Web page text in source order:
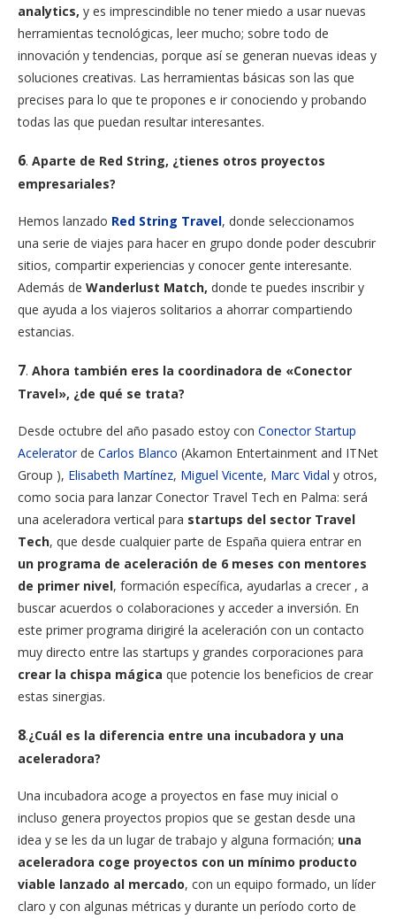
analytics, y es imprescindible no tener miedo a usar nuevas
herramientas tecnológicas, leer mucho; sobre todo de
innovación y tendencias, porque así se generan nuevas ideas y
soluciones creativas. Las herramientas básicas son las que
precises para lo que te propones e ir conociendo y probando
todas las que puedan resultar interesantes.
6. Aparte de Red String, ¿tienes otros proyectos
empresariales?
Hemos lanzado Red String Travel, donde seleccionamos
una serie de viajes para hacer en grupo donde poder descubrir
sitios, compartir experiencias y conocer gente interesante.
Además de Wanderlust Match, donde te puedes inscribir y
que ayuda a los viajeros solitarios a ahorrar compartiendo
estancias.
7. Ahora también eres la coordinadora de «Conector
Travel», ¿de qué se trata?
Desde octubre del año pasado estoy con Conector Startup
Aceleratorde Carlos Blanco (Akamon Entertainment and ITNet
Group ), Elisabeth Martínez, Miguel Vicente, Marc Vidal y otros,
como socia para lanzar Conector Travel Tech en Palma: será
una aceleradora vertical para startups del sector Travel
Tech, que desde cualquier parte de España quiera entrar en
un programa de aceleración de 6 meses con mentores
de primer nivel, formación específica, ayudarlas a crecer , a
buscar acuerdos o colaboraciones y acceder a inversión. En
este primer programa dirigiré la aceleración con un contacto
muy directo entre las startups y grandes corporaciones para
crear la chispa mágica que potencie los beneficios de crear
estas sinergias.
8.¿Cuál es la diferencia entre una incubadora y una
aceleradora?
Una incubadora acoge a proyectos en fase muy inicial o
incluso genera proyectos propios que se gestan desde una
idea y se les da un lugar de trabajo y alguna formación; una
aceleradora coge proyectos con un mínimo producto
viable lanzado al mercado, con un equipo formado, un líder
claro y con algunas métricas y durante un período corto de